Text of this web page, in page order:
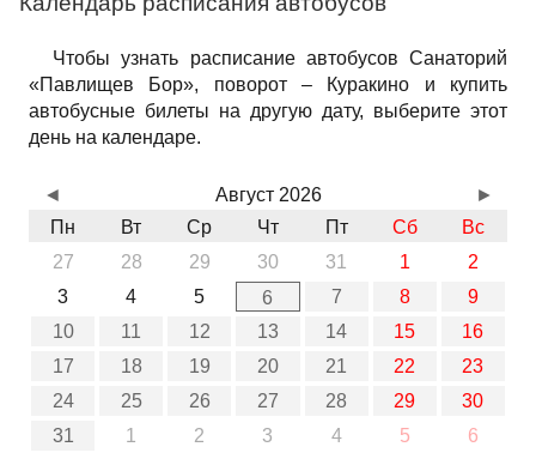
Чтобы узнать расписание автобусов Санаторий
«Павлищев Бор», поворот – Куракино и купить
автобусные билеты на другую дату, выберите этот
день на календаре.
Август 2026
Пн
Вт Ср Чт Пт Сб
Вс
27
28 29 30 31 1
2
3
4 5 6 7 8
9
10
11 12 13 14 15
16
17
18 19 20 21 22
23
24
25 26 27 28 29
30
31
1 2 3 4 5 6
◄ ►